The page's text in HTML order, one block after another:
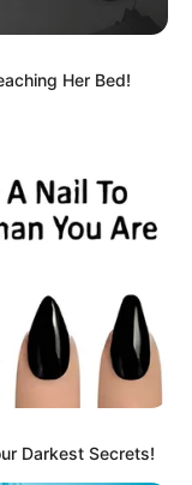
Her Bed!
Darkest Secrets!